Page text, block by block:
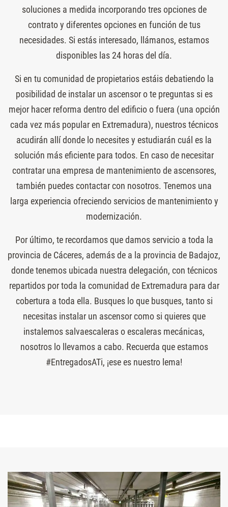
soluciones a medida incorporando tres opciones de
contrato y diferentes opciones en función de tus
necesidades. Si estás interesado, llámanos, estamos
disponibles las 24 horas del día.
Si en tu comunidad de propietarios estáis debatiendo la
posibilidad de instalar un ascensor o te preguntas si es
mejor hacer reforma dentro del edificio o fuera (una opción
cada vez más popular en Extremadura), nuestros técnicos
acudirán allí donde lo necesites y estudiarán cuál es la
solución más eficiente para todos. En caso de necesitar
contratar una empresa de mantenimiento de ascensores,
también puedes contactar con nosotros. Tenemos una
larga experiencia ofreciendo servicios de mantenimiento y
modernización.
Por último, te recordamos que damos servicio a toda la
provincia de Cáceres, además de a la provincia de Badajoz,
donde tenemos ubicada nuestra delegación, con técnicos
repartidos por toda la comunidad de Extremadura para dar
cobertura a toda ella. Busques lo que busques, tanto si
necesitas instalar un ascensor como si quieres que
instalemos salvaescaleras o escaleras mecánicas,
nosotros lo llevamos a cabo. Recuerda que estamos
#EntregadosATi, ¡ese es nuestro lema!